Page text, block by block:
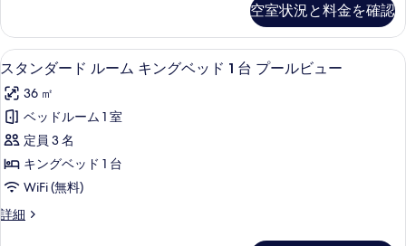
を
表
示
す
る
る
ン
グ
ベ
ッ
ド
1
台
ク
ラ
ス
イ
ー
キ
ン
ベ
ッ
ド
台
空室状況と料金を確認
ス
タ
ン
ダ
ー
ド
ル
ー
スタンダード ルーム キングベッド 1
7
スタンダード ルーム キングベッド 1 台 プールビュー
36 ㎡
ベッドルーム 1 室
定員 3 名
キングベッド 1 台
WiFi (無料)
詳細
ス